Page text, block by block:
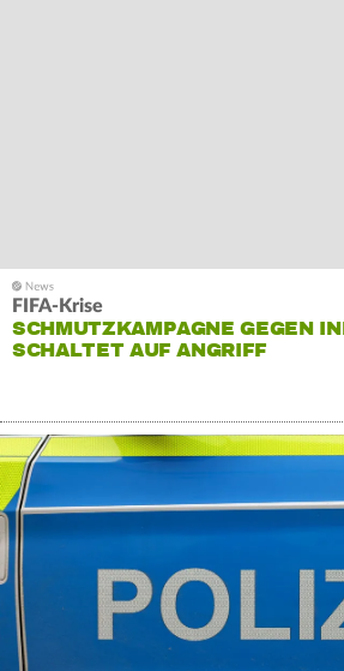
FIFA-Krise
SCHMUTZKAMPAGNE GEGEN
SCHALTET AUF ANGRIFF